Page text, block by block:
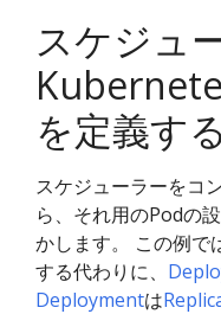
スケジュ
を定義する
スケジューラーをコ
ら、それ用のPodの
かします。 この例で
する代わりに、
Deploymentは